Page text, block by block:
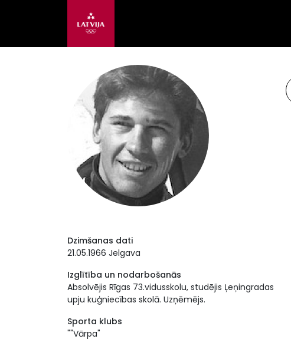
Dzimšanas dati
21.05.1966 Jelgava
Izglītība un nodarbošanās
Absolvējis Rīgas 73.vidusskolu, studējis Ļeņingradas
upju kuģniecības skolā. Uzņēmējs.
Sporta klubs
""Vārpa"